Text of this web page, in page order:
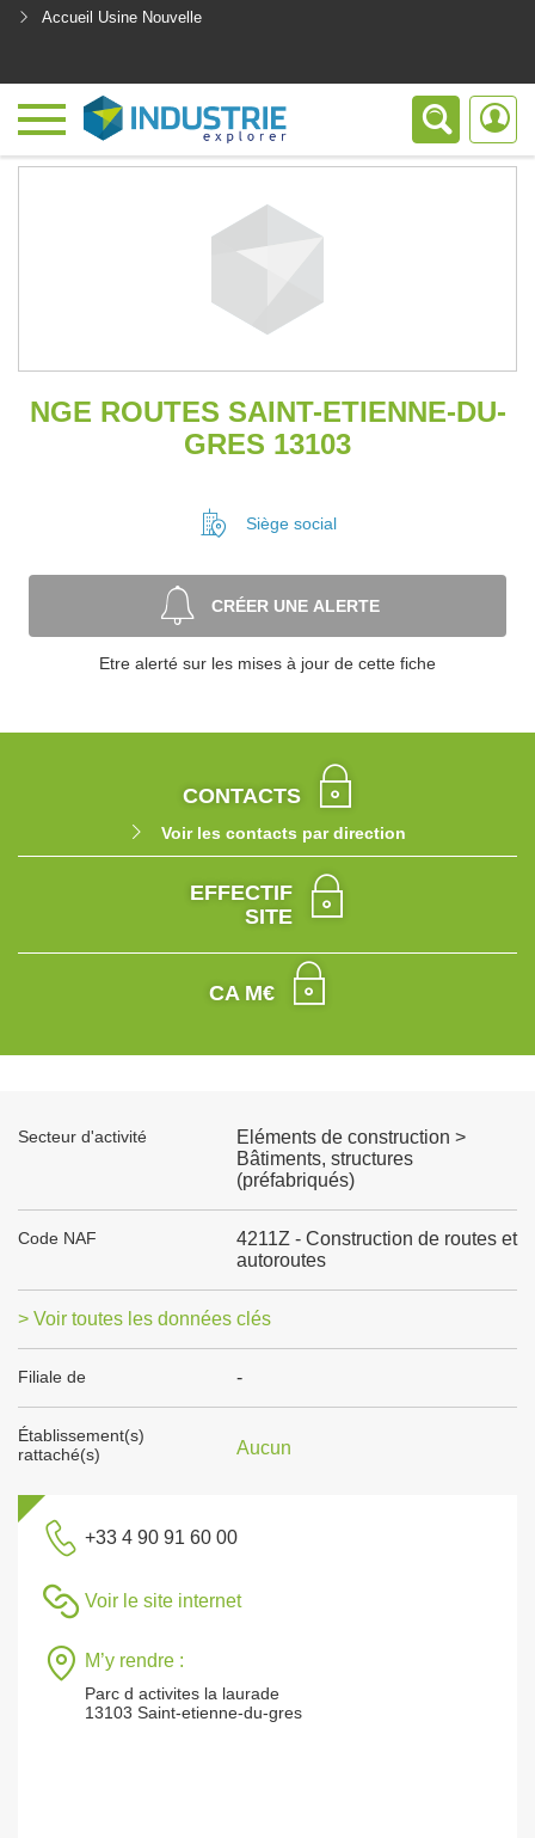
Accueil Usine Nouvelle
NGE ROUTES SAINT-ETIENNE-DU-
GRES 13103
Siège social
CRÉER UNE ALERTE
Etre alerté sur les mises à jour de cette fiche
CONTACTS
Voir les contacts par direction
EFFECTIF
SITE
CA M€
Secteur d'activité
Eléments de construction >
Bâtiments, structures
(préfabriqués)
Code NAF
4211Z - Construction de routes et
autoroutes
> Voir toutes les données clés
Filiale de -
Établissement(s)
rattaché(s)
Aucun
+33 4 90 91 60 00
Voir le site internet
M’y rendre :
Parc d activites la laurade
13103 Saint-etienne-du-gres